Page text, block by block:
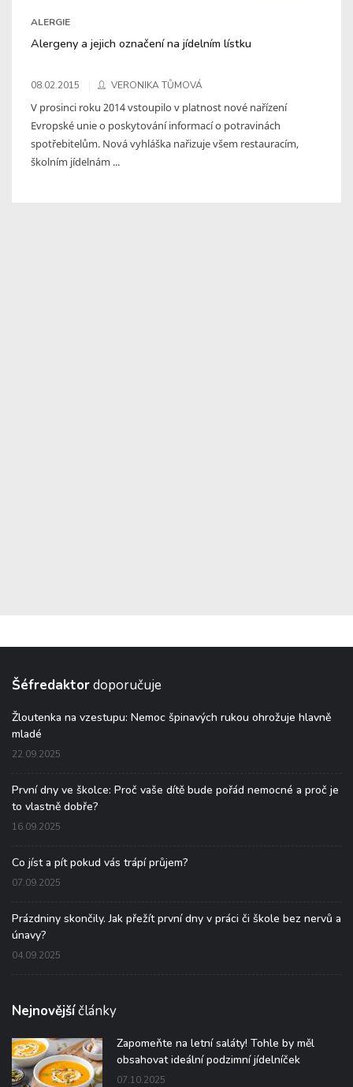
ALERGIE
Alergeny a jejich označení na jídelním lístku
08.02.2015 VERONIKA TŮMOVÁ
V prosinci roku 2014 vstoupilo v platnost nové nařízení
Evropské unie o poskytování informací o potravinách
spotřebitelům. Nová vyhláška nařizuje všem restauracím,
školním jídelnám ...
Šéfredaktordoporučuje
Žloutenka na vzestupu: Nemoc špinavých rukou ohrožuje hlavně
mladé
22.09.2025
První dny ve školce: Proč vaše dítě bude pořád nemocné a proč je
to vlastně dobře?
16.09.2025
Co jíst a pít pokud vás trápí průjem?
07.09.2025
Prázdniny skončily. Jak přežít první dny v práci či škole bez nervů a
únavy?
04.09.2025
Nejnovějšíčlánky
Zapomeňte na letní saláty! Tohle by měl
obsahovat ideální podzimní jídelníček
07.10.2025